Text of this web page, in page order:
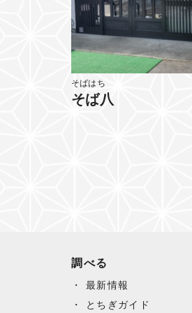
そばはち
そば八
調べる
最新情報
とちぎガイド